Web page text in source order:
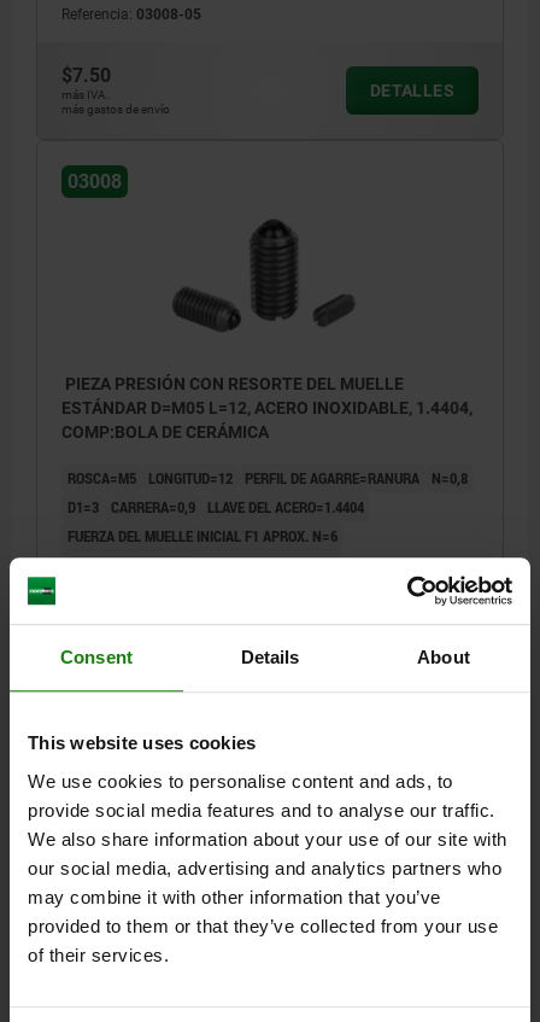
Consent Details About
This website uses cookies
We use cookies to personalise content and ads, to
provide social media features and to analyse our traffic.
We also share information about your use of our site with
our social media, advertising and analytics partners who
may combine it with other information that you’ve
provided to them or that they’ve collected from your use
of their services.
Referencia: 03008-05
$7.50
más IVA.
más gastos de envío
DETALLES
03008
PIEZA PRESIÓN CON RESORTE DEL MUELLE
ESTÁNDAR D=M05 L=12, ACERO INOXIDABLE, 1.4404,
COMP:BOLA DE CERÁMICA
ROSCA=M5 LONGITUD=12 PERFIL DE AGARRE=RANURA
N=0,8
D1=3
CARRERA=0,9
LLAVE DEL ACERO=1.4404
FUERZA DEL MUELLE INICIAL F1 APROX. N=6
FUERZA DEL MUELLE FINAL F2 APROX. N=11
$10.88
más gastos de envío